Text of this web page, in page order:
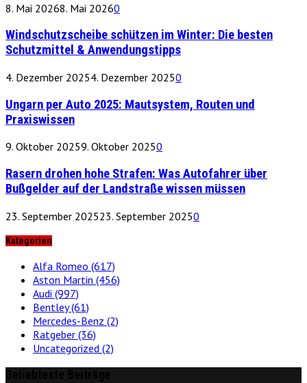
8. Mai 20268. Mai 20260
Windschutzscheibe schützen im Winter: Die besten
Schutzmittel & Anwendungstipps
4. Dezember 20254. Dezember 20250
Ungarn per Auto 2025: Mautsystem, Routen und
Praxiswissen
9. Oktober 20259. Oktober 20250
Rasern drohen hohe Strafen: Was Autofahrer über
Bußgelder auf der Landstraße wissen müssen
23. September 202523. September 20250
Kategorien
Alfa Romeo (617)
Aston Martin (456)
Audi (997)
Bentley(61)
Mercedes-Benz (2)
Ratgeber (36)
Uncategorized (2)